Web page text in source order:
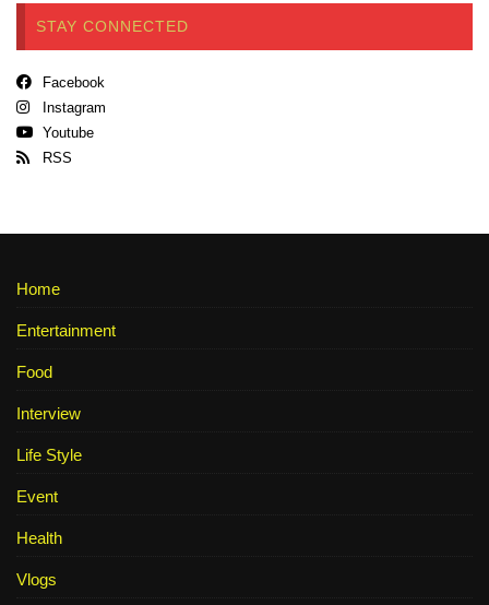
STAY CONNECTED
Facebook
Instagram
Youtube
RSS
Home
Entertainment
Food
Interview
Life Style
Event
Health
Vlogs